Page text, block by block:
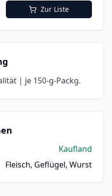
Zur Liste
| je 150-g-Packg.
Kaufland
Fleisch, Geflügel, Wurst